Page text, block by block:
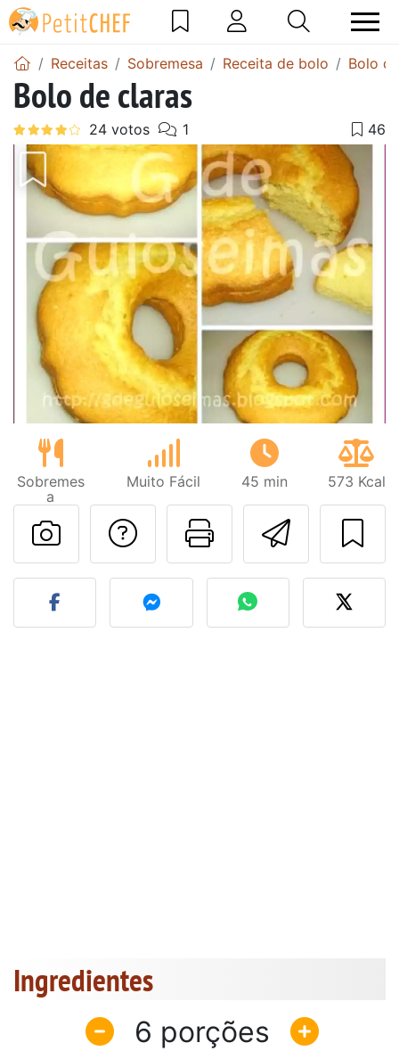
Receitas Sobremesa Receita de bolo Bolo
Bolo de claras
Sobremes
a
Muito Fácil 45 min 573 Kcal
Imprima
Falar com o autor
Fez esta receita?
Ingredientes
6